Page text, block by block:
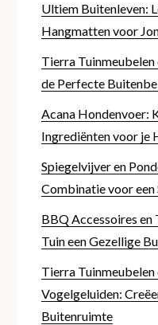
Ultiem Buitenleven:
Hangmatten voor
Tierra
de Perfecte
Acana Hondenvoer:
Ingrediënten voor je
Spiegelvijver en
Combinatie voor een
BBQ Accessoires
Tuin een Gezellige
Tierra
Vogelgeluiden:
Buitenruimte